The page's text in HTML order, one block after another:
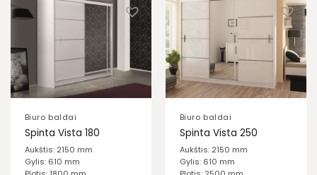
Biuro baldai
Spinta Vista 180
Aukštis: 2150 mm
Gylis: 610 mm
Biuro baldai
Spinta Vista 250
Aukštis: 2150 mm
Gylis: 610 mm